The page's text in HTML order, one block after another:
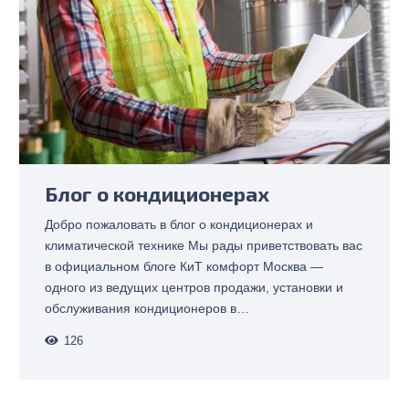
Блог о кондиционерах
Добро пожаловать в блог о кондиционерах и
климатической технике Мы рады приветствовать вас
в официальном блоге КиТ комфорт Москва —
одного из ведущих центров продажи, установки и
обслуживания кондиционеров в…
126